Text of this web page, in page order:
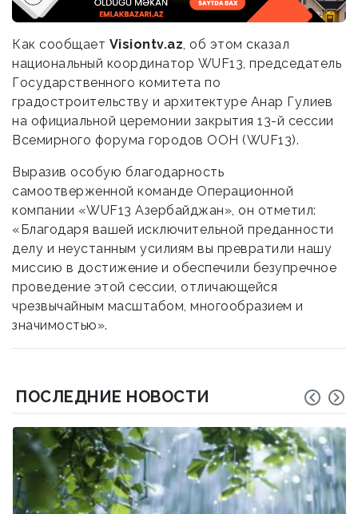
Как сообщает Visiontv.az , об этом сказал
национальный координатор WUF13, председатель
Государственного комитета по
градостроительству и архитектуре Анар Гулиев
на официальной церемонии закрытия 13-й сессии
Всемирного форума городов ООН (WUF13).
Выразив особую благодарность
самоотверженной команде Операционной
компании «WUF13 Азербайджан», он отметил:
«Благодаря вашей исключительной преданности
делу и неустанным усилиям вы превратили нашу
миссию в достижение и обеспечили безупречное
проведение этой сессии, отличающейся
чрезвычайным масштабом, многообразием и
значимостью».
ПОСЛЕДНИЕ НОВОСТИ